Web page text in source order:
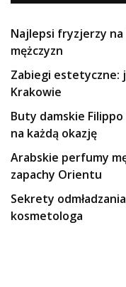
Najlepsi fryzjerzy
mężczyzn
Zabiegi estetyczne:
Krakowie
Buty damskie
na każdą okazję
Arabskie perfumy
zapachy Orientu
Sekrety
kosmetologa